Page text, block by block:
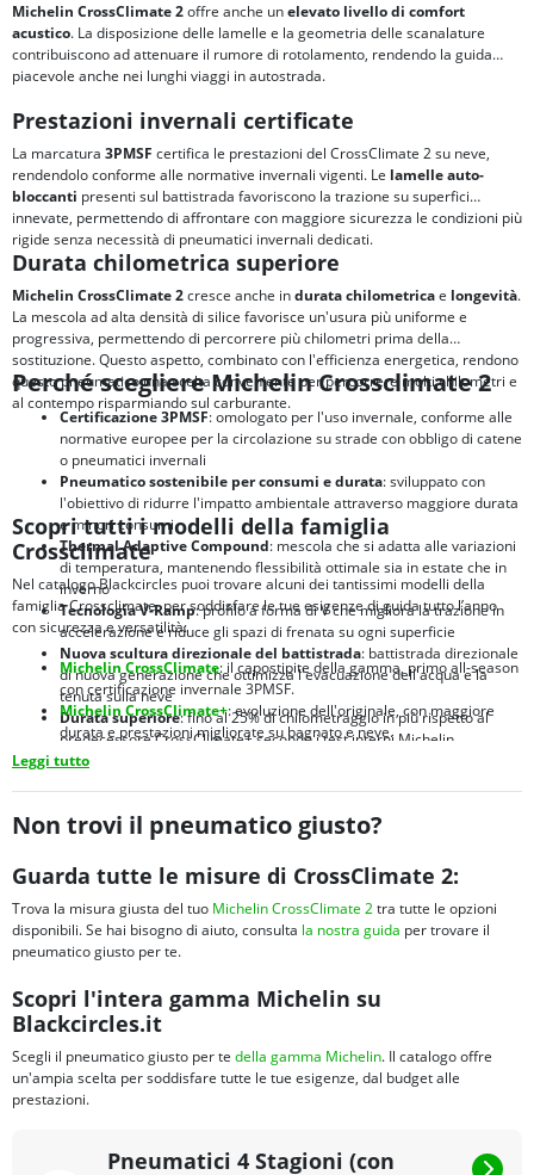
Michelin CrossClimate 2offre anche unelevato livello di comfort
acustico. La disposizione delle lamelle e la geometria delle scanalature
contribuiscono ad attenuare il rumore di rotolamento, rendendo la guida
piacevole anche nei lunghi viaggi in autostrada.
Prestazioni invernali certificate
La marcatura 3PMSF certifica le prestazioni del CrossClimate 2 su neve,
rendendolo conforme alle normative invernali vigenti. Le lamelle auto-
bloccanti presenti sul battistrada favoriscono la trazione su superfici
innevate, permettendo di affrontare con maggiore sicurezza le condizioni più
rigide senza necessità di pneumatici invernali dedicati.
Durata chilometrica superiore
Michelin CrossClimate 2cresce anche indurata chilometricae longevità.
La mescola ad alta densità di silice favorisce un'usura più uniforme e
progressiva, permettendo di percorrere più chilometri prima della
sostituzione. Questo aspetto, combinato con l'efficienza energetica, rendono
questo pneumatico una scelta conveniente per percorrere molti chilometri e
al contempo risparmiando sul carburante.
Perché scegliere Michelin Crossclimate 2
Certificazione 3PMSF: omologato per l'uso invernale, conforme alle
normative europee per la circolazione su strade con obbligo di catene
o pneumatici invernali
Pneumatico sostenibile per consumi e durata: sviluppato con
l'obiettivo di ridurre l'impatto ambientale attraverso maggiore durata
e minori consumi
Thermal Adaptive Compound: mescola che si adatta alle variazioni
di temperatura, mantenendo flessibilità ottimale sia in estate che in
inverno
Tecnologia V-Ramp: profilo a forma di V che migliora la trazione in
accelerazione e riduce gli spazi di frenata su ogni superficie
Nuova scultura direzionale del battistrada: battistrada direzionale
di nuova generazione che ottimizza l'evacuazione dell'acqua e la
tenuta sulla neve
Durata superiore: fino al 25% di chilometraggio in più rispetto al
predecessore CrossClimate+ secondo i test interni Michelin
Brand leader mondiale
Scopri tutti i modelli della famiglia
Crossclimate
Nel catalogo Blackcircles puoi trovare alcuni dei tantissimi modelli della
famiglia Crossclimate, per soddisfare le tue esigenze di guida tutto l’anno
con sicurezza e versatilità:
Michelin CrossClimate: il capostipite della gamma, primo all-season
con certificazione invernale 3PMSF.
Michelin CrossClimate+: evoluzione dell'originale, con maggiore
durata e prestazioni migliorate su bagnato e neve.
Michelin CrossClimate 2 SUV
con struttura rinforzata per carichi maggiori e spalle ottimizzate
Michelin CrossClimate 3:nuova generazione 2024 con prestazioni
migliorate su bagnato e maggiore efficienza energetica
Michelin CrossClimate Camping: sviluppato per camper e van, con
Leggi tutto
Non trovi il pneumatico giusto?
Guarda tutte le misure di CrossClimate 2:
Trova la misura giusta del tuo Michelin CrossClimate 2tra tutte le opzioni
disponibili. Se hai bisogno di aiuto, consulta la nostra guida per trovare il
pneumatico giusto per te.
Scopri l'intera gamma Michelin su
Blackcircles.it
Scegli il pneumatico giusto per te della gamma Michelin. Il catalogo offre
un'ampia scelta per soddisfare tutte le tue esigenze, dal budget alle
prestazioni.
Pneumatici 4 Stagioni (con